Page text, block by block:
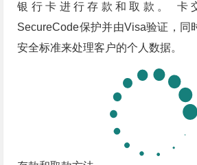
银行卡进行存款和取款。 卡交
SecureCode保护并由Visa验证，同
安全标准来处理客户的个人数据。